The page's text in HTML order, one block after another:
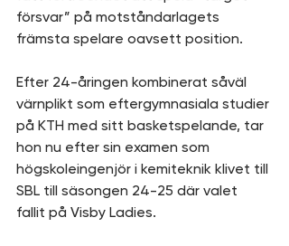
försvar” på motståndarlagets
främsta spelare oavsett position.
Efter 24-åringen kombinerat såväl
värnplikt som eftergymnasiala studier
på KTH med sitt basketspelande, tar
hon nu efter sin examen som
högskoleingenjör i kemiteknik klivet till
SBL till säsongen 24-25 där valet
fallit på Visby Ladies.